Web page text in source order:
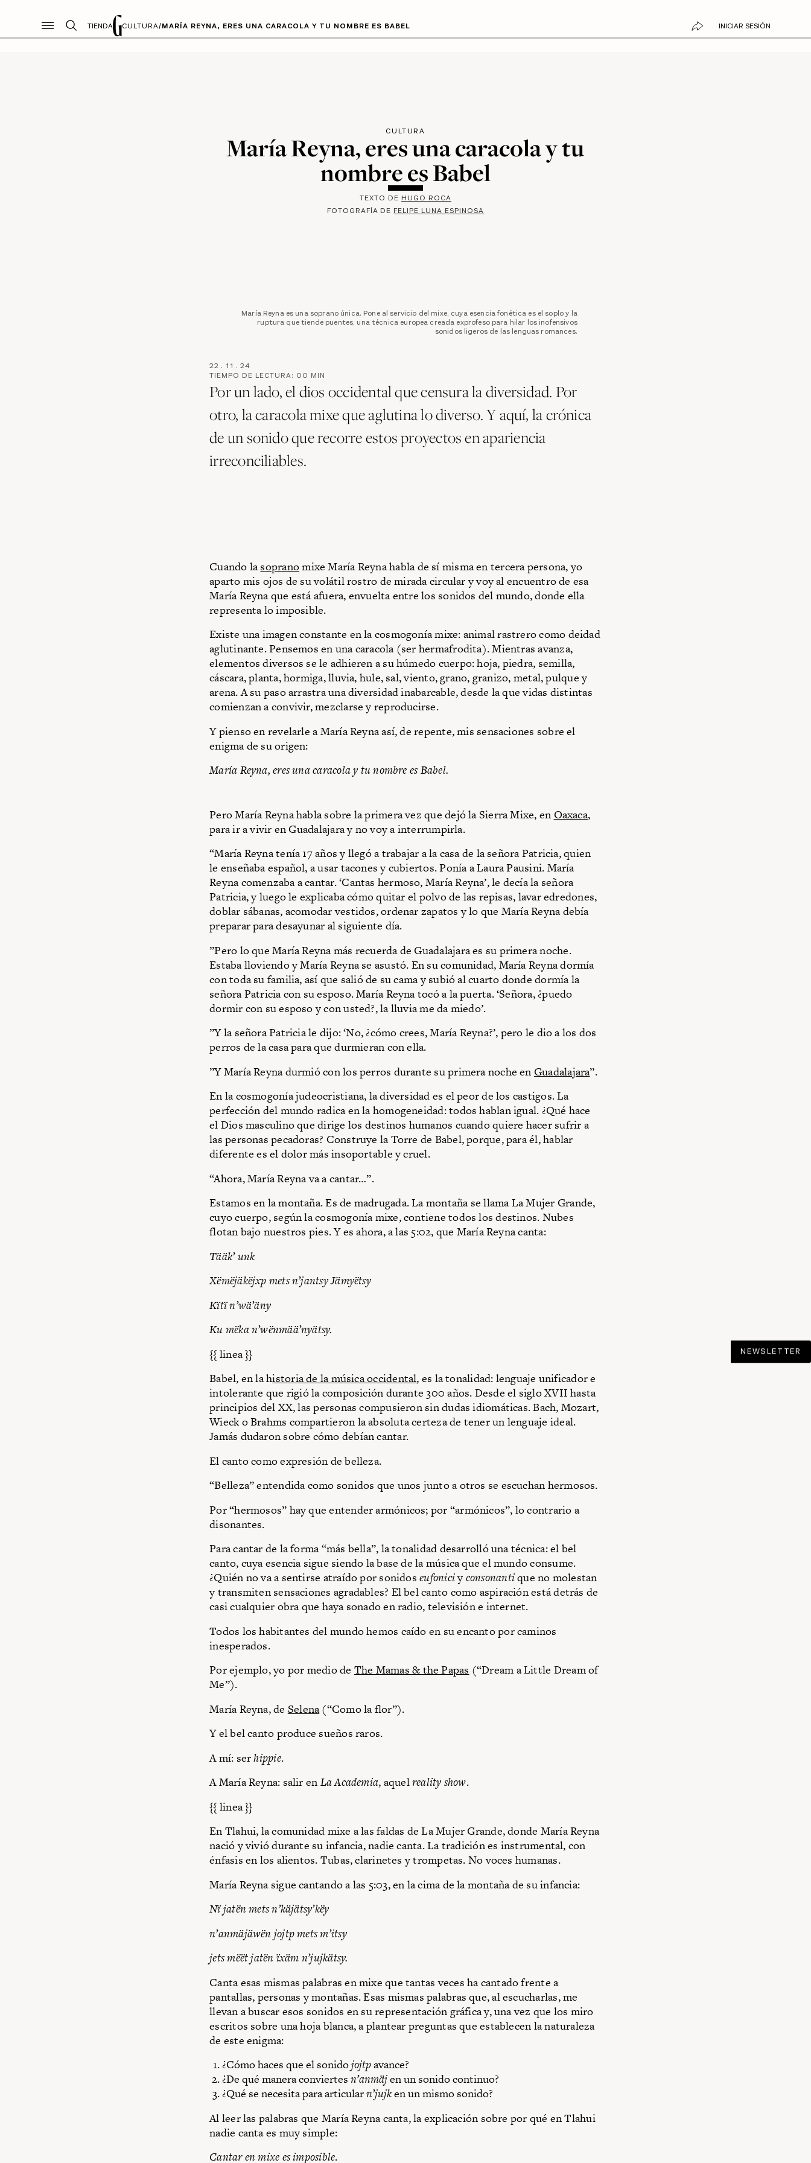
TIENDA CULTURA/MARÍA REYNA, ERES UNA CARACOLA Y TU NOMBRE ES BABEL INICIAR SESIÓN
CULTURA
María Reyna, eres una caracola y tu
nombre es Babel
TEXTO DE HUGO ROCA
FOTOGRAFÍA DE FELIPE LUNA ESPINOSA
María Reyna es una soprano única. Pone al servicio del mixe, cuya esencia fonética es el soplo y la
ruptura que tiende puentes, una técnica europea creada exprofeso para hilar los inofensivos
sonidos ligeros de las lenguas romances.
22 . 11 . 24
TIEMPO DE LECTURA: 00 MIN
Por un lado, el dios occidental que censura la diversidad. Por
otro, la caracola mixe que aglutina lo diverso. Y aquí, la crónica
de un sonido que recorre estos proyectos en apariencia
irreconciliables.
Cuando lasopranomixe María Reyna habla de sí misma en tercera persona, yo
aparto mis ojos de su volátil rostro de mirada circular y voy al encuentro de esa
María Reyna que está afuera, envuelta entre los sonidos del mundo, donde ella
representa lo imposible.
Existe una imagen constante en la cosmogonía mixe: animal rastrero como deidad
aglutinante. Pensemos en una caracola (ser hermafrodita). Mientras avanza,
elementos diversos se le adhieren a su húmedo cuerpo: hoja, piedra, semilla,
cáscara, planta, hormiga, lluvia, hule, sal, viento, grano, granizo, metal, pulque y
arena. A su paso arrastra una diversidad inabarcable, desde la que vidas distintas
comienzan a convivir, mezclarse y reproducirse.
Y pienso en revelarle a María Reyna así, de repente, mis sensaciones sobre el
enigma de su origen:
María Reyna, eres una caracola y tu nombre es Babel.
Pero María Reyna habla sobre la primera vez que dejó la Sierra Mixe, en Oaxaca,
para ir a vivir en Guadalajara y no voy a interrumpirla.
“María Reyna tenía 17 años y llegó a trabajar a la casa de la señora Patricia, quien
le enseñaba español, a usar tacones y cubiertos. Ponía a Laura Pausini. María
Reyna comenzaba a cantar. ‘Cantas hermoso, María Reyna’, le decía la señora
Patricia, y luego le explicaba cómo quitar el polvo de las repisas, lavar edredones,
doblar sábanas, acomodar vestidos, ordenar zapatos y lo que María Reyna debía
preparar para desayunar al siguiente día.
”Pero lo que María Reyna más recuerda de Guadalajara es su primera noche.
Estaba lloviendo y María Reyna se asustó. En su comunidad, María Reyna dormía
con toda su familia, así que salió de su cama y subió al cuarto donde dormía la
señora Patricia con su esposo. María Reyna tocó a la puerta. ‘Señora, ¿puedo
dormir con su esposo y con usted?, la lluvia me da miedo’.
”Y la señora Patricia le dijo: ‘No, ¿cómo crees, María Reyna?’, pero le dio a los dos
perros de la casa para que durmieran con ella.
”Y María Reyna durmió con los perros durante su primera noche en Guadalajara”.
En la cosmogonía judeocristiana, la diversidad es el peor de los castigos. La
perfección del mundo radica en la homogeneidad: todos hablan igual. ¿Qué hace
el Dios masculino que dirige los destinos humanos cuando quiere hacer sufrir a
las personas pecadoras? Construye la Torre de Babel, porque, para él, hablar
diferente es el dolor más insoportable y cruel.
“Ahora, María Reyna va a cantar…”.
Estamos en la montaña. Es de madrugada. La montaña se llama La Mujer Grande,
cuyo cuerpo, según la cosmogonía mixe, contiene todos los destinos. Nubes
flotan bajo nuestros pies. Y es ahora, a las 5:02, que María Reyna canta:
Tääk’ unk
Xëmëjäkëjxp mets n’jantsy Jämyëtsy
Kïtï n’wä’äny
Ku mëka n’wënmää’nyätsy.
{{ linea }}
Babel, en la historia de la música occidental, es la tonalidad: lenguaje unificador e
intolerante que rigió la composición durante 300 años. Desde el siglo XVII hasta
principios del XX, las personas compusieron sin dudas idiomáticas. Bach, Mozart,
Wieck o Brahms compartieron la absoluta certeza de tener un lenguaje ideal.
Jamás dudaron sobre cómo debían cantar.
El canto como expresión de belleza.
“Belleza” entendida como sonidos que unos junto a otros se escuchan hermosos.
Por “hermosos” hay que entender armónicos; por “armónicos”, lo contrario a
disonantes.
Para cantar de la forma “más bella”, la tonalidad desarrolló una técnica: el bel
canto, cuya esencia sigue siendo la base de la música que el mundo consume.
¿Quién no va a sentirse atraído por sonidoseufoniciy consonantique no molestan
y transmiten sensaciones agradables? El bel canto como aspiración está detrás de
casi cualquier obra que haya sonado en radio, televisión e internet.
Todos los habitantes del mundo hemos caído en su encanto por caminos
inesperados.
Por ejemplo, yo por medio de The Mamas & the Papas (“Dream a Little Dream of
Me”).
María Reyna, de Selena(“Como la flor”).
Y el bel canto produce sueños raros.
A mí: serhippie.
A María Reyna: salir en La Academia, aquelreality show.
{{ linea }}
En Tlahui, la comunidad mixe a las faldas de La Mujer Grande, donde María Reyna
nació y vivió durante su infancia, nadie canta. La tradición es instrumental, con
énfasis en los alientos. Tubas, clarinetes y trompetas. No voces humanas.
María Reyna sigue cantando a las 5:03, en la cima de la montaña de su infancia:
Nï jatën mets n’käjätsy’këy
n’anmäjäwën jojtp mets m’itsy
jets mëët jatën ïxäm n’jujkätsy.
Canta esas mismas palabras en mixe que tantas veces ha cantado frente a
pantallas, personas y montañas. Esas mismas palabras que, al escucharlas, me
llevan a buscar esos sonidos en su representación gráfica y, una vez que los miro
escritos sobre una hoja blanca, a plantear preguntas que establecen la naturaleza
de este enigma:
¿Cómo haces que el sonidojojtpavance?
¿De qué manera conviertes n’anmäjen un sonido continuo?
¿Qué se necesita para articularn’jujken un mismo sonido?
Al leer las palabras que María Reyna canta, la explicación sobre por qué en Tlahui
nadie canta es muy simple:
Cantar en mixe es imposible.
NEWSLETTER